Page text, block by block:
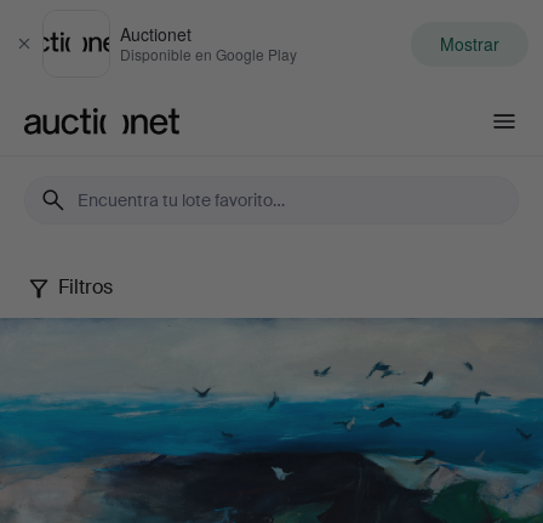
Cerrar
Auctionet
Disponible en Google Play Mostrar
Berndt
-
Between
Filtros